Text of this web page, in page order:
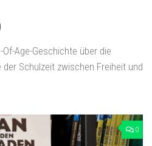
Age-Geschichte über die
Schulzeit zwischen Freiheit und
0